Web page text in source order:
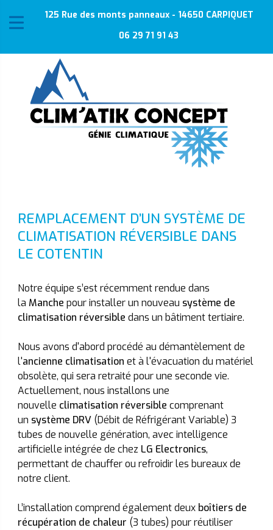
125 Rue des monts panneaux - 14650 CARPIQUET
06 29 71 91 43
REMPLACEMENT D’UN SYSTÈME DE
CLIMATISATION RÉVERSIBLE DANS
LE COTENTIN
Notre équipe s’est récemment rendue dans
la Manche pour installer un nouveau système de
climatisation réversible dans un bâtiment tertiaire.
Nous avons d'abord procédé au démantèlement de
l'ancienne climatisation et à l'évacuation du matériel
obsolète, qui sera retraité pour une seconde vie.
Actuellement, nous installons une
nouvelle climatisation réversible comprenant
un système DRV(Débit de Réfrigérant Variable) 3
tubes de nouvelle génération, avec intelligence
artificielle intégrée de chez LG Electronics,
permettant de chauffer ou refroidir les bureaux de
notre client.
L’installation comprend également deux boîtiers de
récupération de chaleur (3 tubes) pour réutiliser